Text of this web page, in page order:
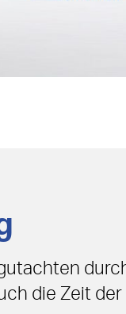
die Zeit der